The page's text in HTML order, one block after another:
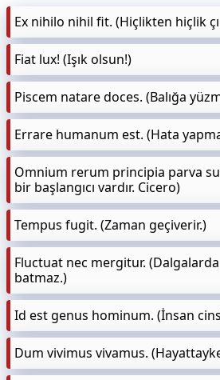
Ex nihilo nihil fit. (Hiçlikten hiçlik
Fiat lux! (Işık olsun!)
Piscem natare doces. (Balığa
Errare humanum est. (Hata
Omnium rerum principia parva
bir başlangıcı vardır. Cicero)
Tempus fugit. (Zaman geçiverir.)
Fluctuat nec mergitur.
batmaz.)
Id est genus hominum. (İnsan
Dum vivimus vivamus.